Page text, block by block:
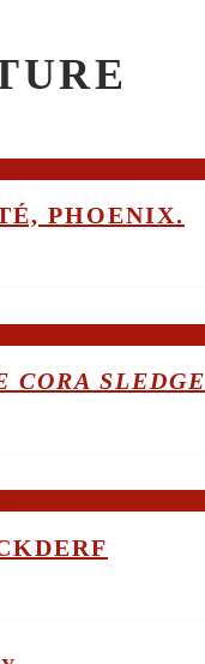
PHOENIX.
CORA SLEDGE